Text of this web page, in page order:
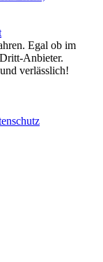
Egal ob im
Anbieter.
verlässlich!